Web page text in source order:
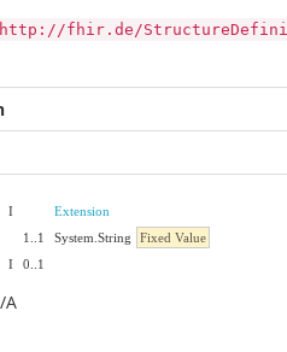
http://fhir.de/
I
Extension
1 1 System.String
Fixed Value
I 0 1
A